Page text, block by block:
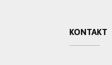
KONTAKT